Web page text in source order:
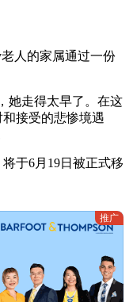
人的家属通过一份
她走得太早了。在这
接受的悲惨境遇
于6月19日被正式移
推广